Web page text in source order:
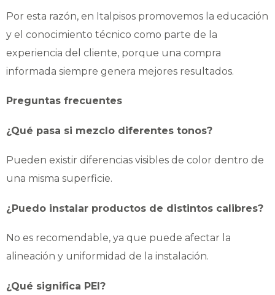
Por esta razón, en Italpisos promovemos la educación
y el conocimiento técnico como parte de la
experiencia del cliente, porque una compra
informada siempre genera mejores resultados.
Preguntas frecuentes
¿Qué pasa si mezclo diferentes tonos?
Pueden existir diferencias visibles de color dentro de
una misma superficie.
¿Puedo instalar productos de distintos calibres?
No es recomendable, ya que puede afectar la
alineación y uniformidad de la instalación.
¿Qué significa PEI?